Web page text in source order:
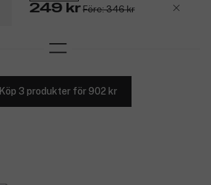
249 kr Före: 346 kr
Köp 3 produkter för 902 kr